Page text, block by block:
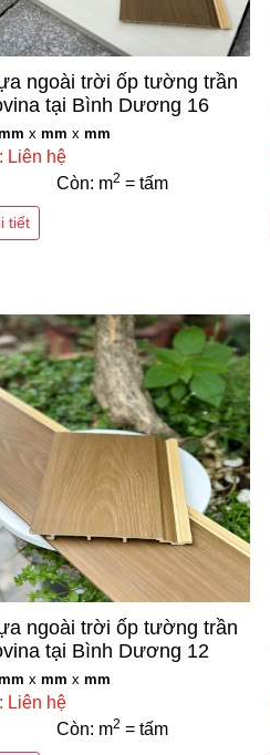
ngoài trời ốp tường trần
tại Bình Dương 16
x mm x mm
Liên hệ
Còn: m2 = tấm
tiết
ngoài trời ốp tường trần
tại Bình Dương 12
x mm x mm
Liên hệ
Còn: m2 = tấm